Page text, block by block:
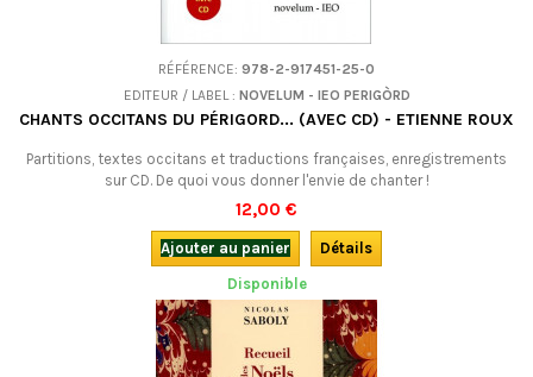
RÉFÉRENCE: 978-2-917451-25-0
EDITEUR / LABEL : NOVELUM - IEO PERIGÒRD
CHANTS OCCITANS DU PÉRIGORD... (AVEC CD) - ETIENNE ROUX
Partitions, textes occitans et traductions françaises, enregistrements
sur CD. De quoi vous donner l'envie de chanter !
12,00 €
Ajouter au panier
Détails
Disponible